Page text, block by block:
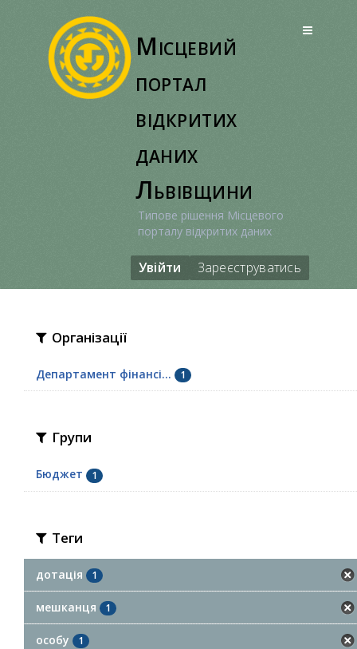
Місцевий
портал
відкритих
даних
Львівщини
Типове рішення Місцевого
порталу відкритих даних
Увійти Зареєструватись
Організації
Департамент фінансі... 1
Групи
Бюджет 1
Теги
дотація 1
мешканця 1
особу 1